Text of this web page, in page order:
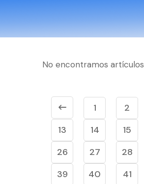
No encontramos artículos
1 2
13
14 15
26
27 28
39
40 41